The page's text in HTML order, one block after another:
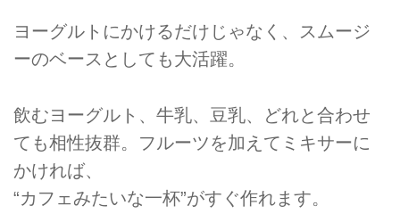
ヨーグルトにかけるだけじゃなく、スムージ
ーのベースとしても大活躍。
飲むヨーグルト、牛乳、豆乳、どれと合わせ
ても相性抜群。フルーツを加えてミキサーに
かければ、
“カフェみたいな一杯”がすぐ作れます。